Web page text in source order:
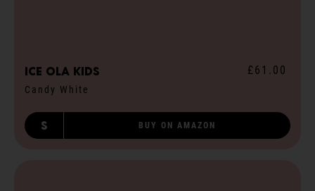
ICE ola kids
Candy White
£61.00
S BUY ON AMAZON